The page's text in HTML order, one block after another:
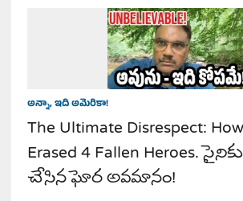
అన్నా, ఇది అమెరికా!
The Ultimate Disrespect:
Erased 4 Fallen Heroes.
చేసిన ఘోర అవమానం!